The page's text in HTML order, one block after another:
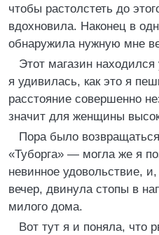
чтобы растолстеть до
вдохновила. Наконец в
обнаружила нужную мне
Этот магазин
я удивилась, как это я
расстояние совершенно
значит для женщины
Пора было
«Туборга» — могла же я
невинное удовольствие,
вечер, двинула стопы в
милого дома.
Вот тут я и поняла, что